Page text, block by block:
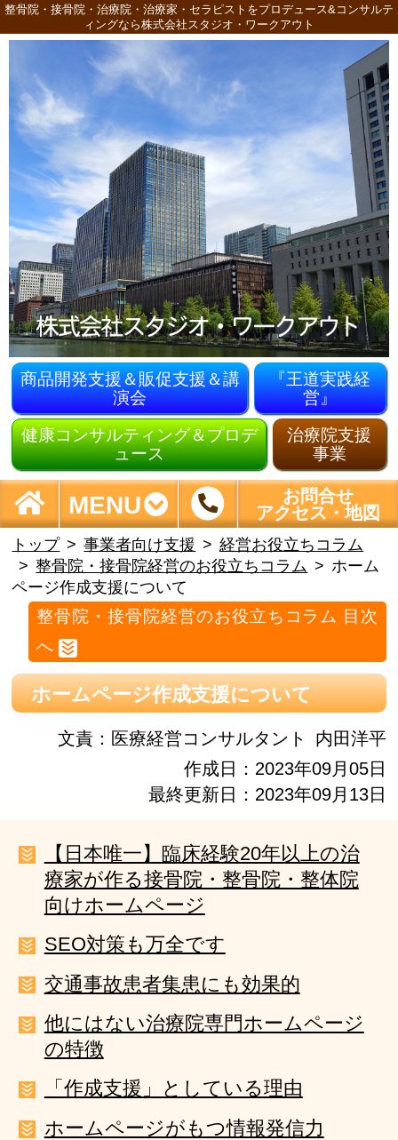
整骨院・接骨院・治療院・治療家・セラピストをプロデュース&コンサルテ
ィングなら株式会社スタジオ・ワークアウト
商品開発支援＆販促支援＆講
演会
『王道実践経
営』
健康コンサルティング＆プロデ
ュース
治療院支援
事業
MENU
お問合せ
アクセス・地図
トップ 事業者向け支援
経営お役立ちコラム
整骨院・接骨院経営のお役立ちコラム
ホーム
ページ作成支援について
整骨院・接骨院経営のお役立ちコラム 目次
へ
ホームページ作成支援について
文責： 医療経営コンサルタント
内田洋平
作成日：2023年09月05日
最終更新日：2023年09月13日
【日本唯一】臨床経験20年以上の治
療家が作る接骨院・整骨院・整体院
向けホームページ
SEO対策も万全です
交通事故患者集患にも効果的
他にはない治療院専門ホームページ
の特徴
「作成支援」としている理由
ホームページがもつ情報発信力